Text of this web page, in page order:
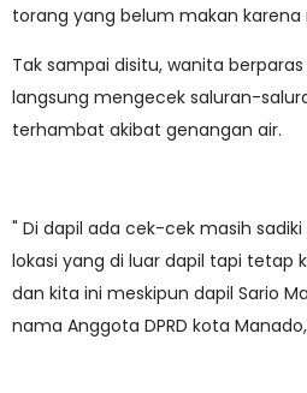
torang yang belum makan karena
Tak sampai disitu, wanita
langsung mengecek saluran-
terhambat akibat genangan air.
" Di dapil ada cek-cek masih
lokasi yang di luar dapil tapi tetap
dan kita ini meskipun dapil Sario
nama Anggota DPRD kota